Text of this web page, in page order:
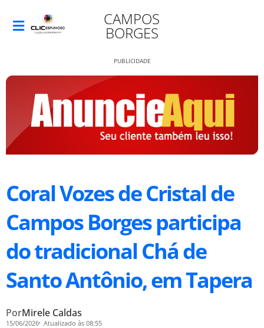
CAMPOS
BORGES
PUBLICIDADE
Coral Vozes de Cristal de
Campos Borges participa
do tradicional Chá de
Santo Antônio, em Tapera
PorMirele Caldas
15/06/2026 Atualizado às 08:55